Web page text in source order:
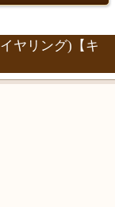
ヤリング)【キ